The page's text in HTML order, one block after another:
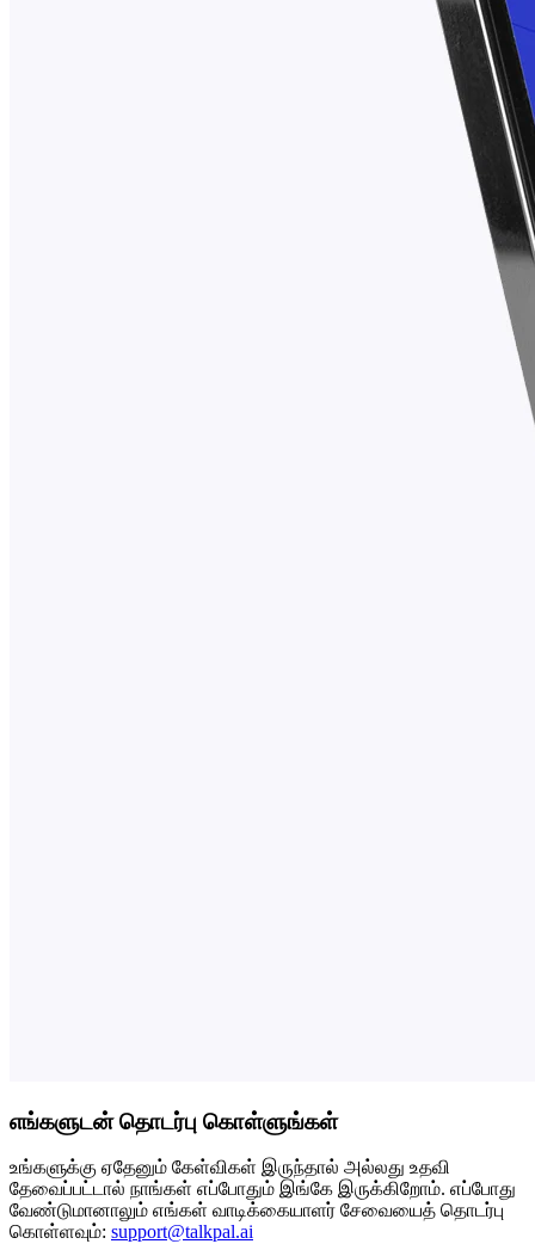
எங்களுடன் தொடர்பு கொள்ளுங்கள்
உங்களுக்கு ஏதேனும் கேள்விகள் இருந்தால் அல்லது உதவி
தேவைப்பட்டால் நாங்கள் எப்போதும் இங்கே இருக்கிறோம். எப்போது
வேண்டுமானாலும் எங்கள் வாடிக்கையாளர் சேவையைத் தொடர்பு
கொள்ளவும்: support@talkpal.ai